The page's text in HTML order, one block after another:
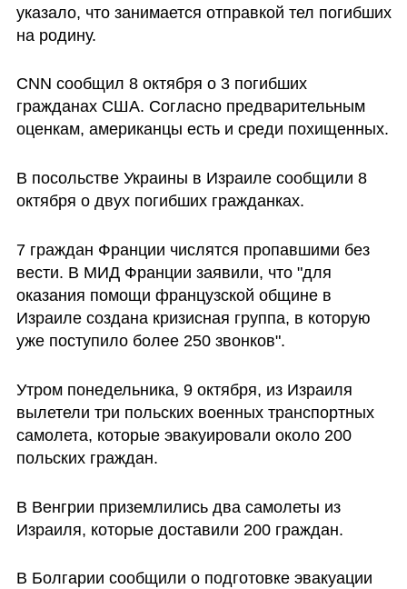
указало, что занимается отправкой тел погибших
на родину.
CNN сообщил 8 октября о 3 погибших
гражданах США. Согласно предварительным
оценкам, американцы есть и среди похищенных.
В посольстве Украины в Израиле сообщили 8
октября о двух погибших гражданках.
7 граждан Франции числятся пропавшими без
вести. В МИД Франции заявили, что "для
оказания помощи французской общине в
Израиле создана кризисная группа, в которую
уже поступило более 250 звонков".
Утром понедельника, 9 октября, из Израиля
вылетели три польских военных транспортных
самолета, которые эвакуировали около 200
польских граждан.
В Венгрии приземлились два самолеты из
Израиля, которые доставили 200 граждан.
В Болгарии сообщили о подготовке эвакуации